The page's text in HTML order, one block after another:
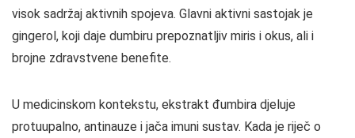
visok sadržaj aktivnih spojeva. Glavni aktivni sastojak je
gingerol, koji daje dumbiru prepoznatljiv miris i okus, ali i
brojne zdravstvene benefite.
U medicinskom kontekstu, ekstrakt đumbira djeluje
protuupalno, antinauze i jača imuni sustav. Kada je riječ o